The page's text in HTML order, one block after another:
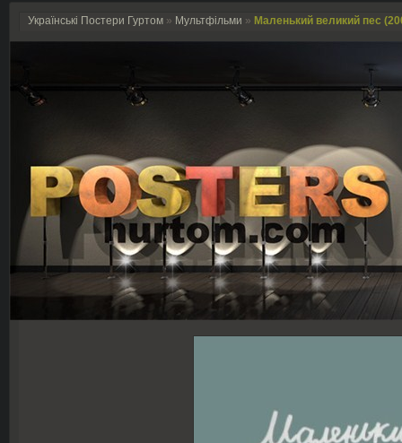
Українські Постери Гуртом » Мультфільми » Маленький великий пес